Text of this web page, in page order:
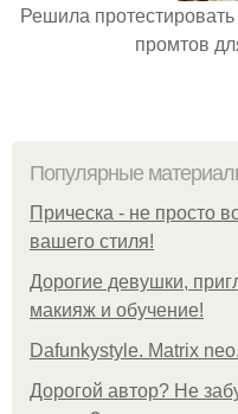
Решила
промтов
Популярные
Прическа - не просто
вашего стиля!
Дорогие девушки,
макияж и обучение!
Dafunkystyle. Matrix neo.
Дорогой автор? Не